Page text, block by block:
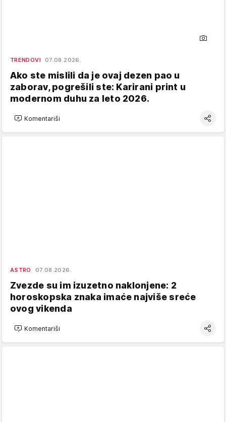
TRENDOVI 07.08.2026.
Ako ste mislili da je ovaj dezen pao u
zaborav, pogrešili ste: Karirani print u
modernom duhu za leto 2026.
Komentariši
ASTRO 07.08.2026.
Zvezde su im izuzetno naklonjene: 2
horoskopska znaka imaće najviše sreće
ovog vikenda
Komentariši